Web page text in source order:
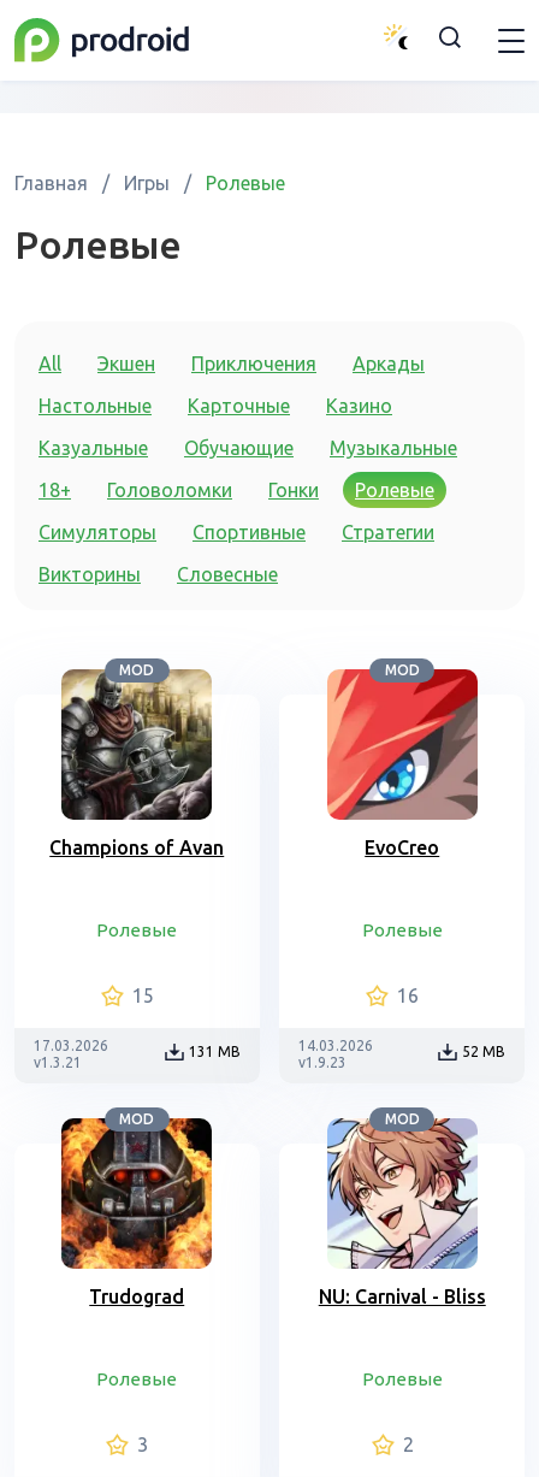
Главная / Игры / Ролевые
Ролевые
All Экшен Приключения
Аркады
Настольные
Карточные
Казино
Казуальные
Обучающие
Музыкальные
18+
Головоломки Гонки
Ролевые
Симуляторы
Спортивные
Стратегии
Викторины
Словесные
MOD
Champions of Avan
Ролевые
15
17.03.2026
v1.3.21
131 MB
MOD
EvoCreo
Ролевые
16
14.03.2026
v1.9.23
52 MB
MOD
Trudograd
Ролевые
3
MOD
NU: Carnival - Bliss
Ролевые
2